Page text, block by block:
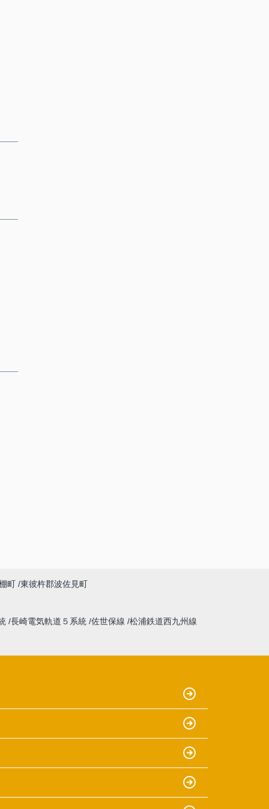
町 東彼杵郡波佐見町
長崎電気軌道５系統 佐世保線 松浦鉄道西九州線